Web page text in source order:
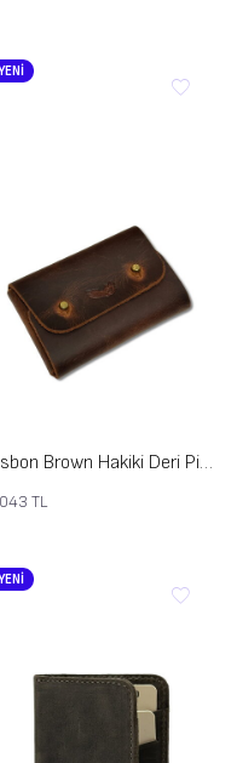
Lisbon Brown Hakiki Deri Pimli Cüzdan
TL